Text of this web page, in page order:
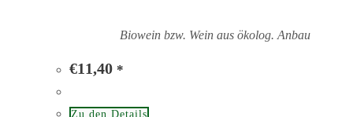
Biowein bzw. Wein aus ökolog. Anbau
€11,40 *
Zu den Details